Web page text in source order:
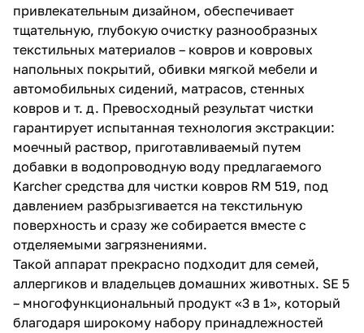
привлекательным дизайном, обеспечивает
тщательную, глубокую очистку разнообразных
текстильных материалов – ковров и ковровых
напольных покрытий, обивки мягкой мебели и
автомобильных сидений, матрасов, стенных
ковров и т. д. Превосходный результат чистки
гарантирует испытанная технология экстракции:
моечный раствор, приготавливаемый путем
добавки в водопроводную воду предлагаемого
Karcher средства для чистки ковров RM 519, под
давлением разбрызгивается на текстильную
поверхность и сразу же собирается вместе с
отделяемыми загрязнениями.
Такой аппарат прекрасно подходит для семей,
аллергиков и владельцев домашних животных. SE 5
– многофункциональный продукт «3 в 1», который
благодаря широкому набору принадлежностей
раз в 2 недели